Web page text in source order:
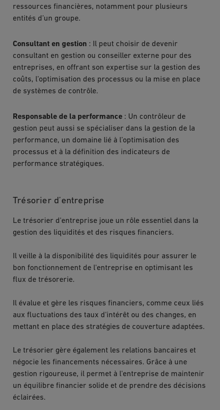
ressources financières, notamment pour plusieurs
entités d’un groupe.
Consultant en gestion : Il peut choisir de devenir
consultant en gestion ou conseiller externe pour des
entreprises, en offrant son expertise sur la gestion des
coûts, l’optimisation des processus ou la mise en place
de systèmes de contrôle.
Responsable de la performance : Un contrôleur de
gestion peut aussi se spécialiser dans la gestion de la
performance, un domaine lié à l’optimisation des
processus et à la définition des indicateurs de
performance stratégiques.
Trésorier d’entreprise
Le trésorier d'entreprise joue un rôle essentiel dans la
gestion des liquidités et des risques financiers.
Il veille à la disponibilité des liquidités pour assurer le
bon fonctionnement de l'entreprise en optimisant les
flux de trésorerie.
Il évalue et gère les risques financiers, comme ceux liés
aux fluctuations des taux d'intérêt ou des changes, en
mettant en place des stratégies de couverture adaptées.
Le trésorier gère également les relations bancaires et
négocie les financements nécessaires. Grâce à une
gestion rigoureuse, il permet à l'entreprise de maintenir
un équilibre financier solide et de prendre des décisions
éclairées.